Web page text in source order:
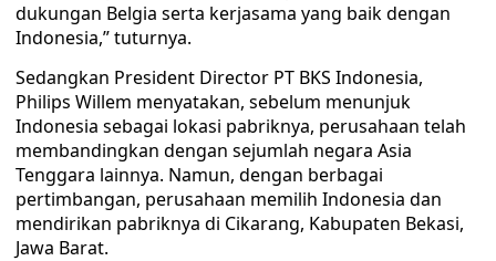
dukungan Belgia serta kerjasama yang baik dengan
Indonesia,” tuturnya.
Sedangkan President Director PT BKS Indonesia,
Philips Willem menyatakan, sebelum menunjuk
Indonesia sebagai lokasi pabriknya, perusahaan telah
membandingkan dengan sejumlah negara Asia
Tenggara lainnya. Namun, dengan berbagai
pertimbangan, perusahaan memilih Indonesia dan
mendirikan pabriknya di Cikarang, Kabupaten Bekasi,
Jawa Barat.